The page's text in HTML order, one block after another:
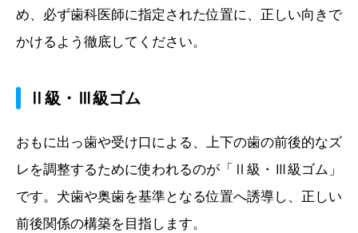
め、必ず歯科医師に指定された位置に、正しい向きで
かけるよう徹底してください。
Ⅱ級・Ⅲ級ゴム
おもに出っ歯や受け口による、上下の歯の前後的なズ
レを調整するために使われるのが「Ⅱ級・Ⅲ級ゴム」
です。犬歯や奥歯を基準となる位置へ誘導し、正しい
前後関係の構築を目指します。